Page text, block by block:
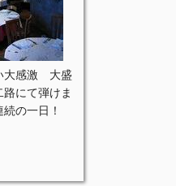
大感激 大盛
にて弾けま
続の一日！